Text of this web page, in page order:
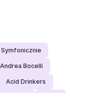
Symfonicznie
Andrea Bocelli
Acid Drinkers